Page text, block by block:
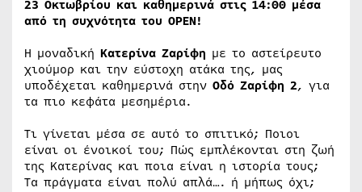
23 Οκτωβρίου και καθημερινά στις 14:00 μέσα
από τη συχνότητα του OPEN!
H μοναδική Κατερίνα Ζαρίφη με το αστείρευτο
χιούμορ και την εύστοχη ατάκα της, μας
υποδέχεται καθημερινά στην Οδό Ζαρίφη 2, για
τα πιο κεφάτα μεσημέρια.
Τι γίνεται μέσα σε αυτό το σπιτικό; Ποιοι
είναι οι ένοικοί του; Πώς εμπλέκονται στη ζωή
της Κατερίνας και ποια είναι η ιστορία τους;
Τα πράγματα είναι πολύ απλά…. ή μήπως όχι;